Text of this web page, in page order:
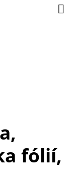
fólií,